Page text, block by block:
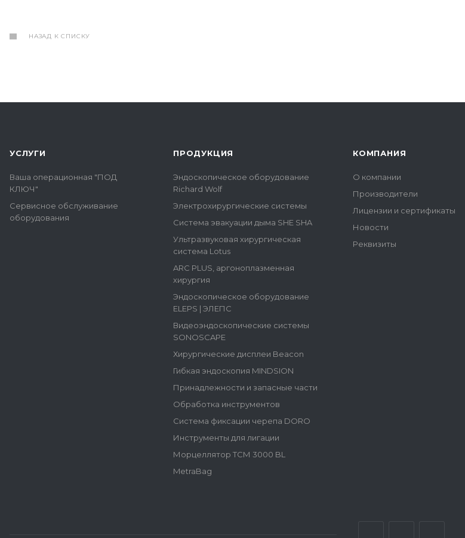
НАЗАД К СПИСКУ
УСЛУГИ
Ваша операционная "ПОД
КЛЮЧ"
Сервисное обслуживание
оборудования
ПРОДУКЦИЯ
Эндоскопическое оборудование
Richard Wolf
Электрохирургические системы
Система эвакуации дыма SHE SHA
Ультразвуковая хирургическая
система Lotus
ARC PLUS, аргоноплазменная
хирургия
Эндоскопическое оборудование
ELEPS | ЭЛЕПС
Видеоэндоскопические системы
SONOSCAPE
Хирургические дисплеи Beacon
Гибкая эндоскопия MINDSION
Принадлежности и запасные части
Обработка инструментов
Система фиксации черепа DORO
Инструменты для лигации
Морцеллятор ТСМ 3000 BL
MetraBag
КОМПАНИЯ
О компании
Производители
Лицензии и сертификаты
Новости
Реквизиты